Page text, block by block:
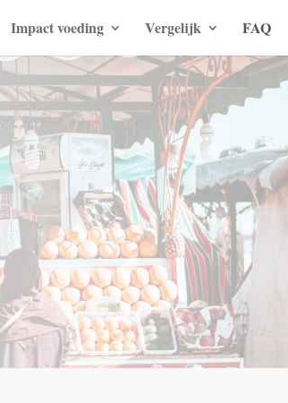
Impact voeding Vergelijk FAQ